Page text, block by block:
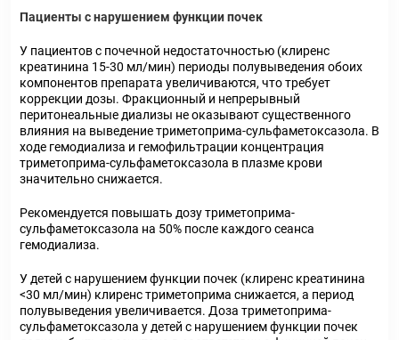
Пациенты с нарушением функции почек
У пациентов с почечной недостаточностью (клиренс
креатинина 15-30 мл/мин) периоды полувыведения обоих
компонентов препарата увеличиваются, что требует
коррекции дозы. Фракционный и непрерывный
перитонеальные диализы не оказывают существенного
влияния на выведение триметоприма-сульфаметоксазола. В
ходе гемодиализа и гемофильтрации концентрация
триметоприма-сульфаметоксазола в плазме крови
значительно снижается.
Рекомендуется повышать дозу триметоприма-
сульфаметоксазола на 50% после каждого сеанса
гемодиализа.
У детей с нарушением функции почек (клиренс креатинина
<30 мл/мин) клиренс триметоприма снижается, а период
полувыведения увеличивается. Доза триметоприма-
сульфаметоксазола у детей с нарушением функции почек